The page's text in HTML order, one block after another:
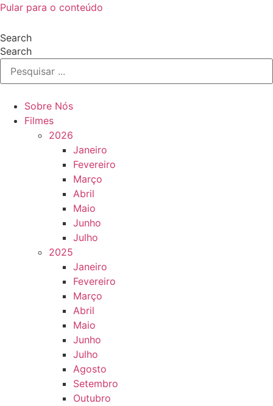
Pular para o conteúdo
Search
Search
Sobre Nós
Filmes
2026
Janeiro
Fevereiro
Março
Abril
Maio
Junho
Julho
2025
Janeiro
Fevereiro
Março
Abril
Maio
Junho
Julho
Agosto
Setembro
Outubro